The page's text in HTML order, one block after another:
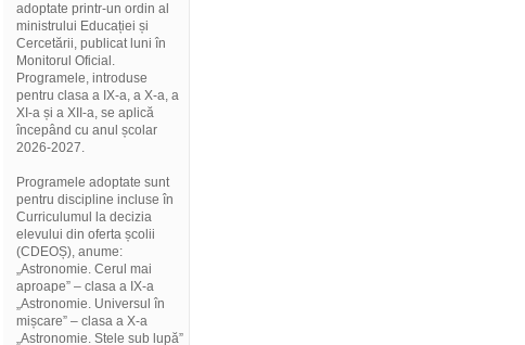
adoptate printr-un ordin al
ministrului Educației și
Cercetării, publicat luni în
Monitorul Oficial.
Programele, introduse
pentru clasa a IX-a, a X-a, a
XI-a și a XII-a, se aplică
începând cu anul școlar
2026-2027.
Programele adoptate sunt
pentru discipline incluse în
Curriculumul la decizia
elevului din oferta școlii
(CDEOȘ), anume:
„Astronomie. Cerul mai
aproape” – clasa a IX-a
„Astronomie. Universul în
mișcare” – clasa a X-a
„Astronomie. Stele sub lupă”